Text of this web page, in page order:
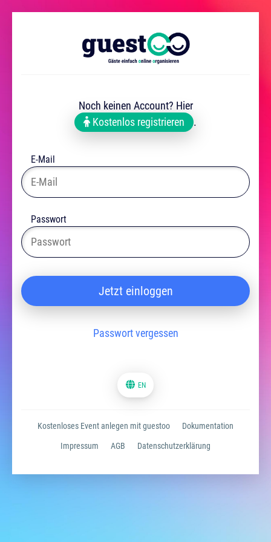
Noch keinen Account? Hier
Kostenlos registrieren
.
E-Mail
Passwort
Jetzt einloggen
Passwort vergessen
EN
Kostenloses Event anlegen mit guestoo Dokumentation
Impressum AGB Datenschutzerklärung